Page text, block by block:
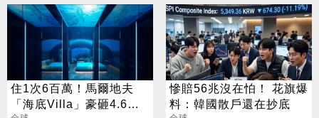
住1次6百萬！馬爾地夫
「海底Villa」豪砸4.6億
慘賠56兆沒在怕！ 花旗爆
料：韓國散戶還在抄底